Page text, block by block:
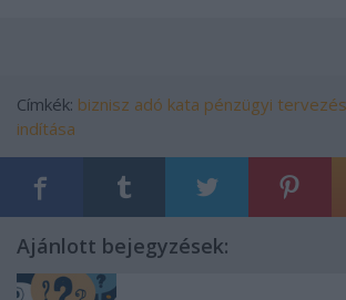
Címkék: biznisz adó kata pénzügyi tervezés
indítása
Ajánlott bejegyzések: